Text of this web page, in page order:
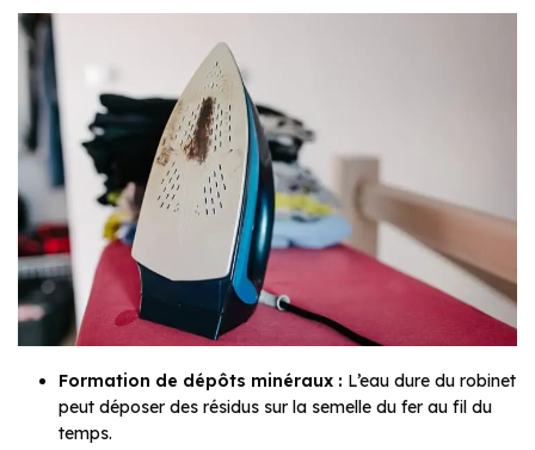
Formation de dépôts minéraux : L’eau dure du robinet
peut déposer des résidus sur la semelle du fer au fil du
temps.